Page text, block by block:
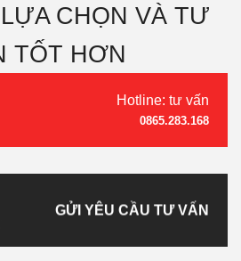
CHỌN VÀ TƯ
TỐT HƠN
Hotline: tư vấn
0865.283.168
GỬI YÊU CẦU TƯ VẤN